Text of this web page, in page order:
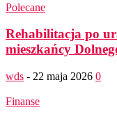
Polecane
Rehabilitacja po
mieszkańcy
wds - 22 maja 2026 0
Finanse